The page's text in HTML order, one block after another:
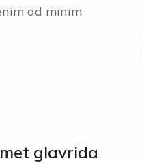
ad minim
glavrida